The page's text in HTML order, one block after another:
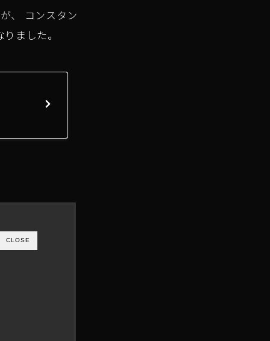
、 コンスタン
ました。
CLOSE